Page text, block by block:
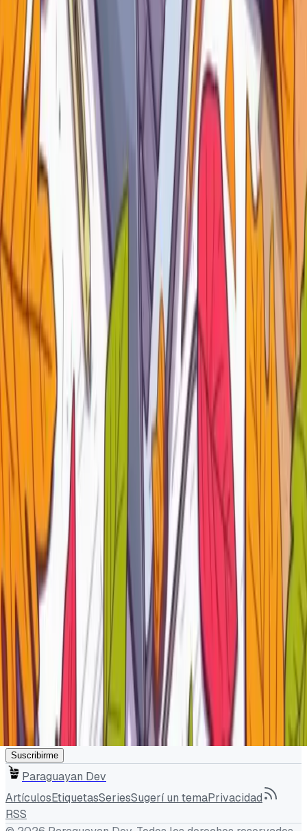
el que hemos explorado aquí, puedes crear una
experiencia de usuario mucho más enriquecida y adaptar
tu aplicación a las necesidades específicas de tu
organización o proyecto.
Personalizar la barra de herramientas y las acciones en el
Interactive Grid es solo el comienzo. ¡Experimenta con
diferentes configuraciones y acciones para descubrir todo
lo que puedes lograr con Oracle APEX!
DEMO
Artículos relacionados
Generando JSON desde PL/SQL con APEX_JSON:
objetos, arrays y cursores
24 de mayo de 2026·
min de lectura
¿Qué es APEX_JSON y por qué deberías usarlo desde ya?
24 de mayo de 2026
min de lectura
Banner de Entorno en APEX y como configurarlo.
11 de febrero de 2026
min de lectura
Comentarios
Si dejás tu email, se muestra públicamente como tu
nombre y quedás suscrito a nuevas publicaciones del blog
(te podés dar de baja cuando quieras). Si lo dejás vacío,
comentás como Anónimo.
Comentar
Suscríbete al newsletter
Recibe un correo cuando publique un nuevo artículo.
Tu correo electrónico
Suscribirme
Paraguayan Dev
ArtículosEtiquetasSeriesSugerí un temaPrivacidad
RSS